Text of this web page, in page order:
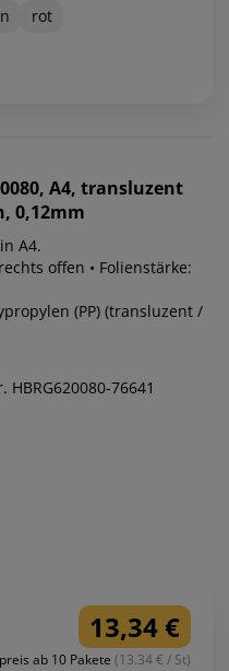
rot
A4, transluzent
0,12mm
A4.
offen • Folienstärke:
(PP) (transluzent /
HBRG620080-76641
13,34 €
ab 10 Pakete (13.34 € / St)